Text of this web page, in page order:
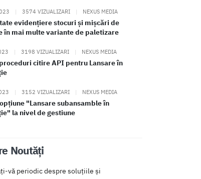
| 3574 VIZUALIZARI | NEXUS MEDIA
evidențiere stocuri și mișcări de
în mai multe variante de paletizare
| 3198 VIZUALIZARI | NEXUS MEDIA
citire API pentru Lansare în
| 3152 VIZUALIZARI | NEXUS MEDIA
"Lansare subansamble în
la nivel de gestiune
Noutăți
vă periodic despre soluțiile și